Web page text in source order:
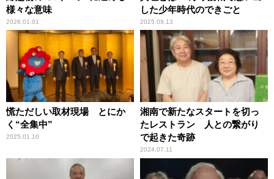
様々な意味
2026.01.01
した少年時代のできごと
2025.09.13
慌ただしい取材現場 とにか
く“全集中”
2025.01.10
湘南で新たなスタートを切っ
たレストラン 人との繋がり
で起きた奇跡
2024.07.11